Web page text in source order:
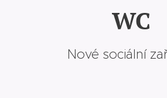
WC
Nové sociální